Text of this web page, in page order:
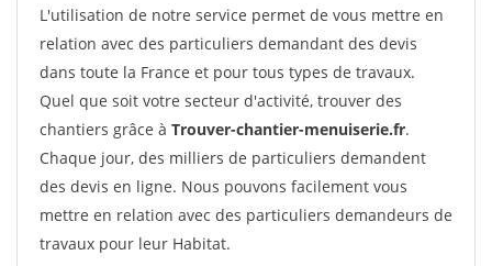
L'utilisation de notre service permet de vous mettre en
relation avec des particuliers demandant des devis
dans toute la France et pour tous types de travaux.
Quel que soit votre secteur d'activité, trouver des
chantiers grâce à Trouver-chantier-menuiserie.fr.
Chaque jour, des milliers de particuliers demandent
des devis en ligne. Nous pouvons facilement vous
mettre en relation avec des particuliers demandeurs de
travaux pour leur Habitat.